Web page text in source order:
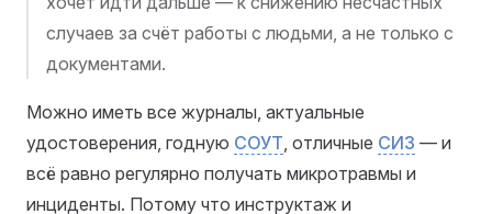
случаев за счёт работы с людьми, а не только с
документами.
Можно иметь все журналы, актуальные
удостоверения, годную СОУТ, отличные СИЗ — и
всё равно регулярно получать микротравмы и
инциденты. Потому что инструктаж и